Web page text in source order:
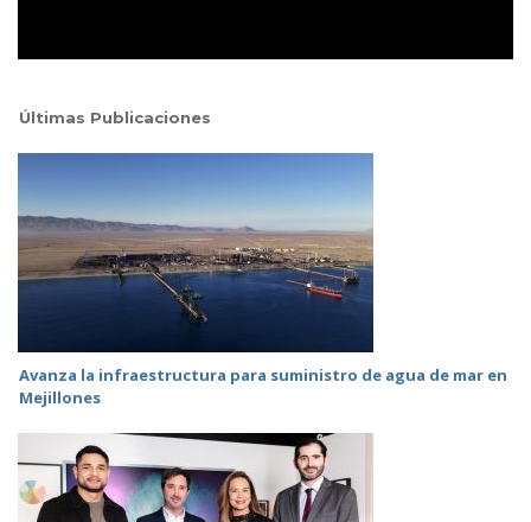
Últimas Publicaciones
Avanza la infraestructura para suministro de agua de mar en
Mejillones